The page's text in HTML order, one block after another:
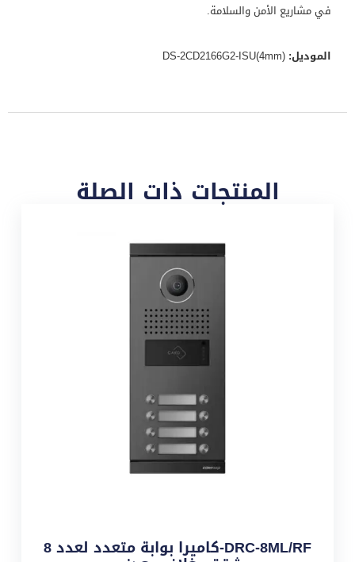
في مشاريع الأمن والسلامة.
الموديل:
المنتجات ذات الصلة
DRC-8ML/RF-كاميرا بوابة متعدد لعدد 8